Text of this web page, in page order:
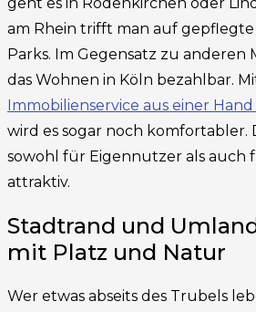
am Rhein trifft man auf
Parks. Im Gegensatz zu
das Wohnen in Köln bezahlbar.
Immobilienservice aus einer
wird es sogar noch komfortabler.
sowohl für Eigennutzer als auch
attraktiv.
Stadtrand und
mit Platz und Natur
Wer etwas abseits des Trubels